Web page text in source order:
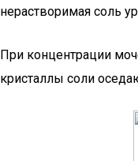
нерастворимая соль
При концентрации
кристаллы соли